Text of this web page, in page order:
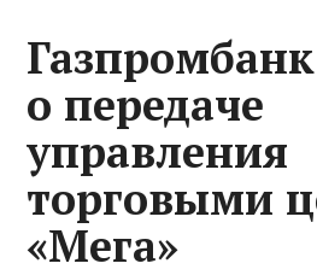
о передаче
управления
торговыми
«Мега»